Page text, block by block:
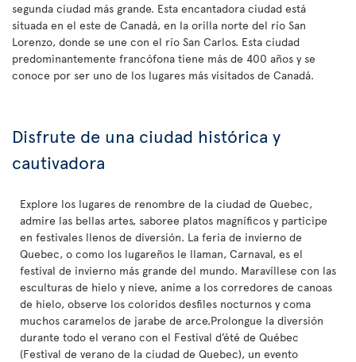
segunda ciudad más grande. Esta encantadora ciudad está
situada en el este de Canadá, en la orilla norte del río San
Lorenzo, donde se une con el río San Carlos. Esta ciudad
predominantemente francófona tiene más de 400 años y se
conoce por ser uno de los lugares más visitados de Canadá.
Disfrute de una ciudad histórica y
cautivadora
Explore los lugares de renombre de la ciudad de Quebec,
admire las bellas artes, saboree platos magníficos y participe
en festivales llenos de diversión. La feria de invierno de
Quebec, o como los lugareños le llaman, Carnaval, es el
festival de invierno más grande del mundo. Maravíllese con las
esculturas de hielo y nieve, anime a los corredores de canoas
de hielo, observe los coloridos desfiles nocturnos y coma
muchos caramelos de jarabe de arce.Prolongue la diversión
durante todo el verano con el Festival d’été de Québec
(Festival de verano de la ciudad de Quebec), un evento